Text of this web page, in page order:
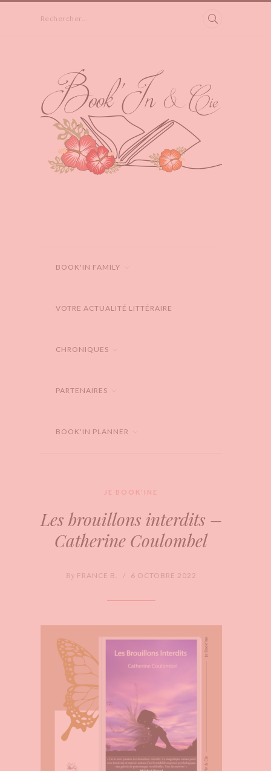
Rechercher...
BOOK'IN FAMILY
VOTRE ACTUALITÉ LITTÉRAIRE
CHRONIQUES
PARTENAIRES
BOOK'IN PLANNER
JE BOOK'INE
Les brouillons interdits –
Catherine Coulombel
By FRANCE B. / 6 OCTOBRE 2022